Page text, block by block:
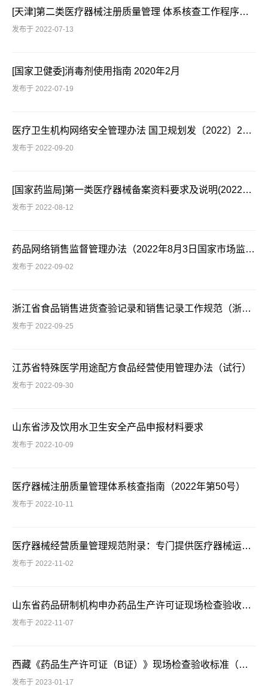
[天津]第二类医疗器械注册质量管理 体系核查工作程序（津药监械注〔2022〕5号）
发布于 2022-07-13
[国家卫健委]消毒剂使用指南 2020年2月
发布于 2022-07-19
医疗卫生机构网络安全管理办法 国卫规划发〔2022〕29号
发布于 2022-09-20
[国家药监局]第一类医疗器械备案资料要求及说明(2022年第62号附件)
发布于 2022-08-12
药品网络销售监督管理办法（2022年8月3日国家市场监管局令第58号公布 自2022年12月1日起施行）
发布于 2022-09-02
浙江省食品销售进货查验记录和销售记录工作规范（浙市监食通〔2022〕5号）
发布于 2022-09-25
江苏省特殊医学用途配方食品经营使用管理办法（试行）
发布于 2022-09-30
山东省涉及饮用水卫生安全产品申报材料要求
发布于 2022-10-09
医疗器械注册质量管理体系核查指南（2022年第50号）
发布于 2022-10-11
医疗器械经营质量管理规范附录：专门提供医疗器械运输贮存服务的企业质量管理（国家药监局 2022年第94号）
发布于 2022-11-02
山东省药品研制机构申办药品生产许可证现场检查验收标准（试行）
发布于 2022-11-07
西藏《药品生产许可证（B证）》现场检查验收标准（试行）（藏药监〔2021〕54号）
发布于 2023-01-17